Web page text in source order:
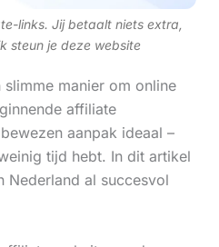
links. Jij betaalt niets extra,
steun je deze website
manier om online
affiliate
aanpak ideaal –
tijd hebt. In dit artikel
Nederland al succesvol